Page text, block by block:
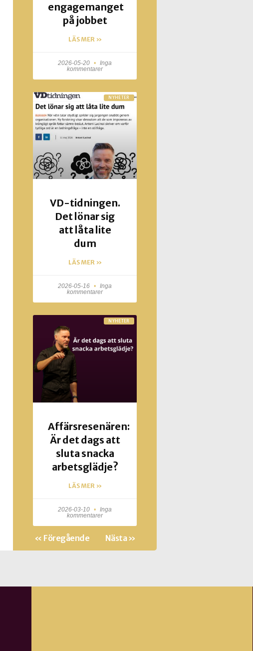
engagemanget
på jobbet
LÄS MER »
2026-05-20
Inga
kommentarer
NYHETER
VD-tidningen.
Det lönar sig
att låta lite
dum
LÄS MER »
2026-05-16
Inga
kommentarer
NYHETER
Affärsresenären:
Är det dags att
sluta snacka
arbetsglädje?
LÄS MER »
2026-03-10
Inga
kommentarer
« Föregående Nästa »